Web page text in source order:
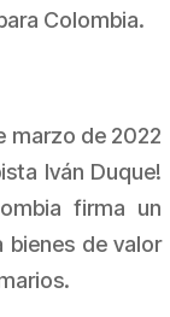
Colombia.
marzo de 2022
Iván Duque!
firma un
bienes de valor